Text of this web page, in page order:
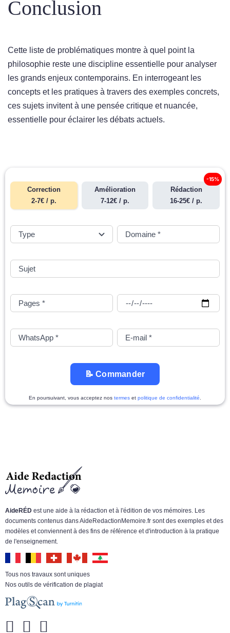
Conclusion
Cette liste de problématiques montre à quel point la
philosophie reste une discipline essentielle pour analyser
les grands enjeux contemporains. En interrogeant les
concepts et les pratiques à travers des exemples concrets,
ces sujets invitent à une pensée critique et nuancée,
essentielle pour éclairer les débats actuels.
Correction
2-7€ / p.
Amélioration
7-12€ / p.
Rédaction
16-25€ / p.
-15%
📝 Commander
En poursuivant, vous acceptez nos termes et politique de confidentialité
AideRÉD est une aide à la rédaction et à l'édition de vos mémoires. Les
documents contenus dans AideRedactionMemoire.fr sont des exemples et des
modèles et conviennent à des fins de référence et d'introduction à la pratique
de l'enseignement.
Tous nos travaux sont uniques
Nos outils de vérification de plagiat